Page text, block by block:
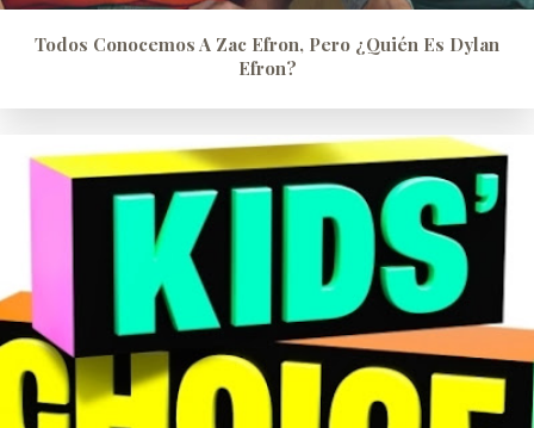
Todos Conocemos A Zac Efron, Pero ¿quién Es Dylan
Efron?